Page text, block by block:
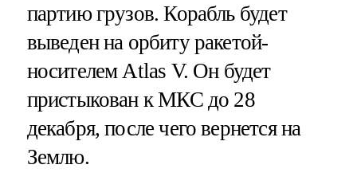
партию грузов. Корабль будет
выведен на орбиту ракетой-
носителем Atlas V. Он будет
пристыкован к МКС до 28
декабря, после чего вернется на
Землю.